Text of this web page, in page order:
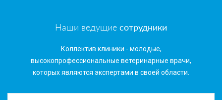
Наши ведущие сотрудники
Коллектив клиники - молодые,
высокопрофессиональные ветеринарные врачи,
которых являются экспертами в своей области.